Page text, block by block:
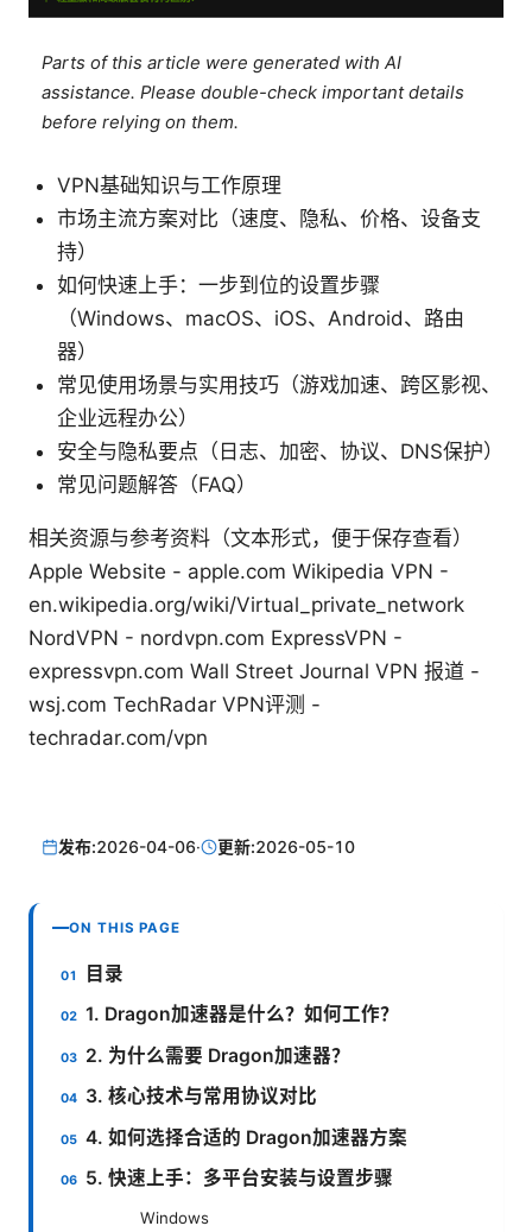
Parts of this article were generated with AI
assistance. Please double-check important details
before relying on them.
VPN基础知识与工作原理
市场主流方案对比（速度、隐私、价格、设备支
持）
如何快速上手：一步到位的设置步骤
（Windows、macOS、iOS、Android、路由
器）
常见使用场景与实用技巧（游戏加速、跨区影视、
企业远程办公）
安全与隐私要点（日志、加密、协议、DNS保护）
常见问题解答（FAQ）
相关资源与参考资料（文本形式，便于保存查看）
Apple Website - apple.com Wikipedia VPN -
en.wikipedia.org/wiki/Virtual_private_network
NordVPN - nordvpn.com ExpressVPN -
expressvpn.com Wall Street Journal VPN 报道 -
wsj.com TechRadar VPN评测 -
techradar.com/vpn
发布:2026-04-06· 更新:2026-05-10
ON THIS PAGE
目录
1. Dragon加速器是什么？如何工作？
2. 为什么需要 Dragon加速器？
3. 核心技术与常用协议对比
4. 如何选择合适的 Dragon加速器方案
5. 快速上手：多平台安装与设置步骤
Windows